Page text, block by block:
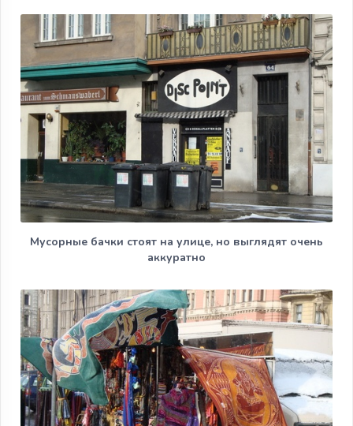
Мусорные бачки стоят на улице, но выглядят очень
аккуратно